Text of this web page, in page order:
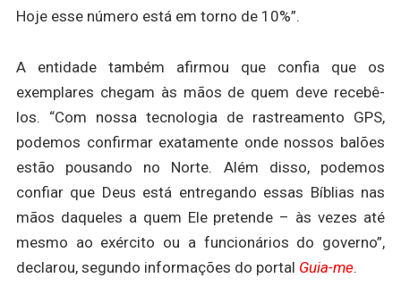
Hoje esse número está em torno de 10%”.
A entidade também afirmou que confia que os
exemplares chegam às mãos de quem deve recebê-
los. “Com nossa tecnologia de rastreamento GPS,
podemos confirmar exatamente onde nossos balões
estão pousando no Norte. Além disso, podemos
confiar que Deus está entregando essas Bíblias nas
mãos daqueles a quem Ele pretende – às vezes até
mesmo ao exército ou a funcionários do governo”,
declarou, segundo informações do portal Guia-me.